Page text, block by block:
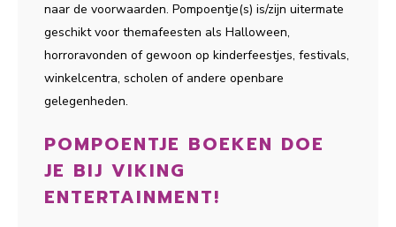
naar de voorwaarden. Pompoentje(s) is/zijn uitermate
geschikt voor themafeesten als Halloween,
horroravonden of gewoon op kinderfeestjes, festivals,
winkelcentra, scholen of andere openbare
gelegenheden.
POMPOENTJE BOEKEN DOE
JE BIJ VIKING
ENTERTAINMENT!